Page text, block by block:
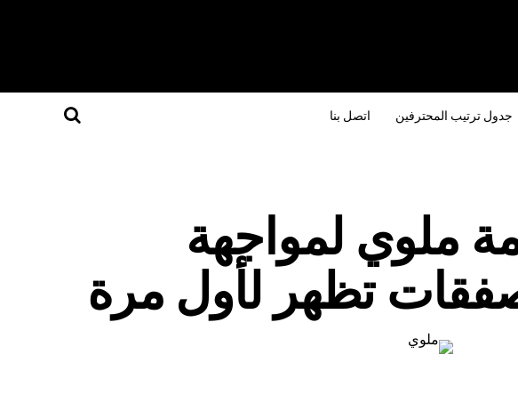
جدول ترتيب المحترفين اتصل بنا
ملوي لمواجهة